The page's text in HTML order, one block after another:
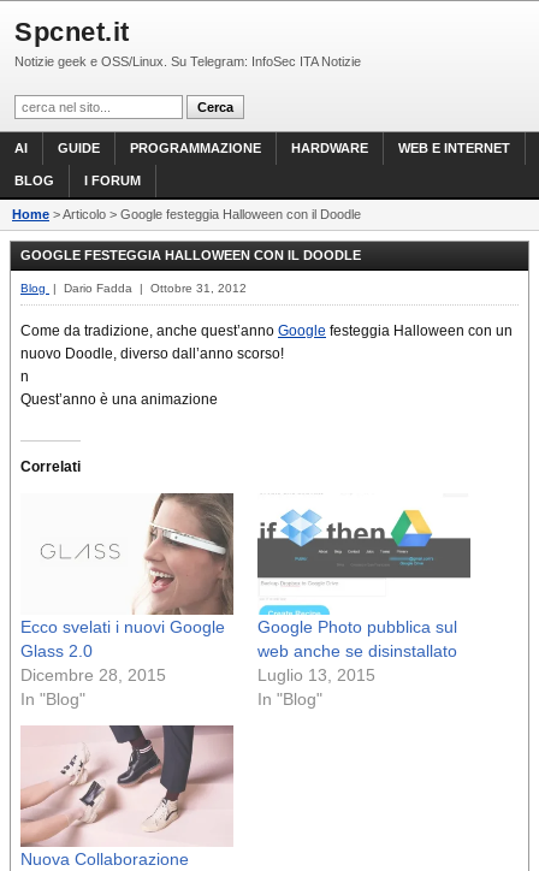
Spcnet.it
Notizie geek e OSS/Linux. Su Telegram: InfoSec ITA Notizie
AI GUIDE PROGRAMMAZIONE HARDWARE WEB E INTERNET
BLOG I FORUM
Home > Articolo > Google festeggia Halloween con il Doodle
GOOGLE FESTEGGIA HALLOWEEN CON IL DOODLE
Blog | Dario Fadda | Ottobre 31, 2012
Come da tradizione, anche quest’anno Google festeggia Halloween con un
nuovo Doodle, diverso dall’anno scorso!
n
Quest’anno è una animazione
Correlati
Ecco svelati i nuovi Google
Glass 2.0
Dicembre 28, 2015
In "Blog"
Google Photo pubblica sul
web anche se disinstallato
Luglio 13, 2015
In "Blog"
Nuova Collaborazione